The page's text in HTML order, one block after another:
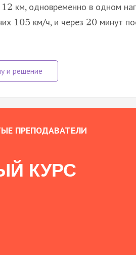
12 км, одновременно в одном
105 км/ч, и через 20 минут
ПРЕПОДАВАТЕЛИ
КУРС